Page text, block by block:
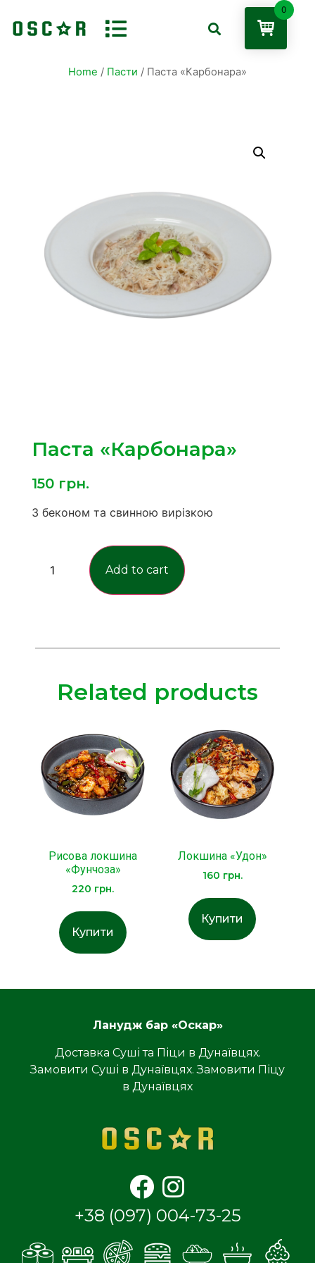
Home / Пасти / Паста «Карбонара»
Паста «Карбонара»
150 грн.
З беконом та свинною вирізкою
Add to cart
Related products
Рисова локшина
«Фунчоза»
220 грн.
Купити
Локшина «Удон»
160 грн.
Купити
Ланудж бар «Оскар»
Доставка Суші та Піци в Дунаївцях.
Замовити Суші в Дунаївцях. Замовити Піцу
в Дунаївцях
+38 (097) 004-73-25
0